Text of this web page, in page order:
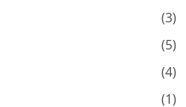
(3)
(5)
(4)
(1)